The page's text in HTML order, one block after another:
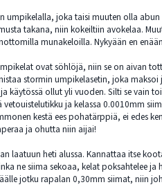
joka taisi muuten olla
takana, niin kokeiltiin avokelaa.
munakeloilla. Nykyään en
ovat söhlöjä, niin se on aivan
stormin umpikelasetin, joka
käytössä ollut yli vuoden. Silti se vain
ja kelassa 0.0010mm
kestä ees pohatärppiä, ei edes
ja ohutta niin aijai!
laatuun heti alussa. Kannattaa itse
ne siima sekoaa, kelat poksahtelee
jotku rapalan 0,30mm siimat, niin